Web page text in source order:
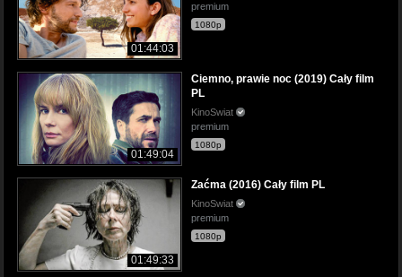
01:44:03
premium
1080p
01:49:04
Ciemno, prawie noc (2019) Cały film
PL
KinoSwiat
premium
1080p
01:49:33
Zaćma (2016) Cały film PL
KinoSwiat
premium
1080p